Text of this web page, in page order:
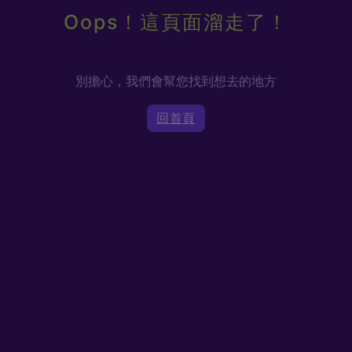
Oops！這頁面溜走了！
別擔心，我們會幫您找到想去的地方
回首頁